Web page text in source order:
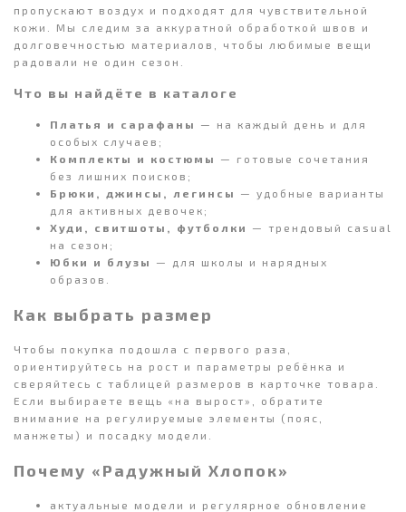
пропускают воздух и подходят для чувствительной
кожи. Мы следим за аккуратной обработкой швов и
долговечностью материалов, чтобы любимые вещи
радовали не один сезон.
Что вы найдёте в каталоге
Платья и сарафаны
— на каждый день и для
особых случаев;
Комплекты и костюмы
— готовые сочетания
без лишних поисков;
Брюки, джинсы, легинсы
— удобные варианты
для активных девочек;
Худи, свитшоты, футболки
— трендовый casual
на сезон;
Юбки и блузы
— для школы и нарядных
образов.
Как выбрать размер
Чтобы покупка подошла с первого раза,
ориентируйтесь на рост и параметры ребёнка и
сверяйтесь с таблицей размеров в карточке товара.
Если выбираете вещь «на вырост», обратите
внимание на регулируемые элементы (пояс,
манжеты) и посадку модели.
Почему «Радужный Хлопок»
актуальные модели и регулярное обновление